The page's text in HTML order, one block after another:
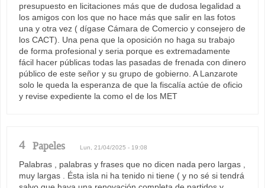
presupuesto en licitaciones más que de dudosa legalidad a
los amigos con los que no hace más que salir en las fotos
una y otra vez ( dígase Cámara de Comercio y consejero de
los CACT). Una pena que la oposición no haga su trabajo
de forma profesional y seria porque es extremadamente
fácil hacer públicas todas las pasadas de frenada con dinero
público de este señor y su grupo de gobierno. A Lanzarote
solo le queda la esperanza de que la fiscalía actúe de oficio
y revise expediente la como el de los MET
4 Papeles Lun, 21/04/2025 - 19:08
Palabras , palabras y frases que no dicen nada pero largas ,
muy largas . Ésta isla ni ha tenido ni tiene ( y no sé si tendrá